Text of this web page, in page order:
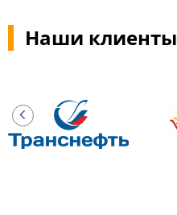
Наши клиенты